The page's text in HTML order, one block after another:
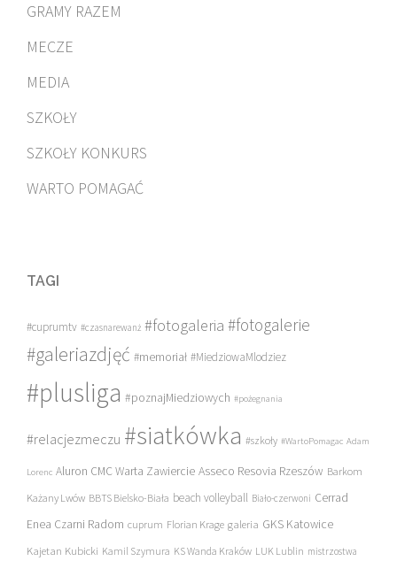
GRAMY RAZEM
MECZE
MEDIA
SZKOŁY
SZKOŁY KONKURS
WARTO POMAGAĆ
TAGI
#cuprumtv #czasnarewanż #fotogaleria #fotogalerie
#galeriazdjęć #memoriał #MiedziowaMlodziez
#plusliga #poznajMiedziowych #pożegnania
#relacjezmeczu #siatkówka #szkoły #WartoPomagac Adam
Lorenc Aluron CMC Warta Zawiercie Asseco Resovia Rzeszów Barkom
Każany Lwów BBTS Bielsko-Biała beach volleyball Biało-czerwoni Cerrad
Enea Czarni Radom cuprum Florian Krage galeria GKS Katowice
Kajetan Kubicki Kamil Szymura KS Wanda Kraków LUK Lublin mistrzostwa